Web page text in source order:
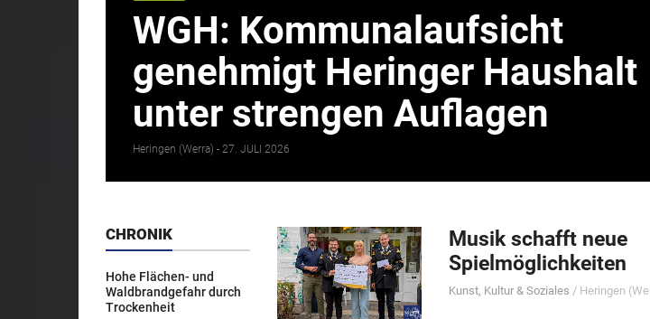
WGH: Kommunalaufsicht
genehmigt Heringer Haushalt
unter strengen Auflagen
Heringen (Werra) - 27. JULI 2026
CHRONIK
Hohe Flächen- und
Waldbrandgefahr durch
Trockenheit
Musik schafft neue
Spielmöglichkeiten
Kunst, Kultur & Soziales / Heringen